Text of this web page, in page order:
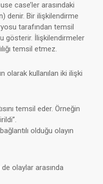
case’ler arasındaki
denir. Bir ilişkilendirme
tarafından temsil
gösterir. İlişkilendirmeler
temsil etmez.
olarak kullanılan iki ilişki
temsil eder. Örneğin
olduğu olayın
olaylar arasında